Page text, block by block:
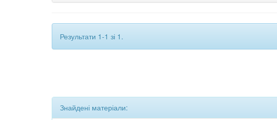
Результати 1-1 зі 1.
Знайдені матеріали: